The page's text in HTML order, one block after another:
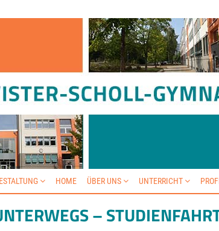
HOME ÜBER UNS UNTERRICHT
–